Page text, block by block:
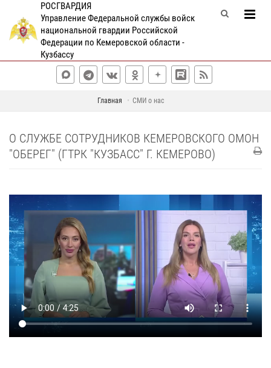
РОСГВАРДИЯ
Управление Федеральной службы войск
национальной гвардии Российской
Федерации по Кемеровской области -
Кузбассу
Главная СМИ о нас
О СЛУЖБЕ СОТРУДНИКОВ КЕМЕРОВСКОГО ОМОН
"ОБЕРЕГ" (ГТРК "КУЗБАСС" Г. КЕМЕРОВО)